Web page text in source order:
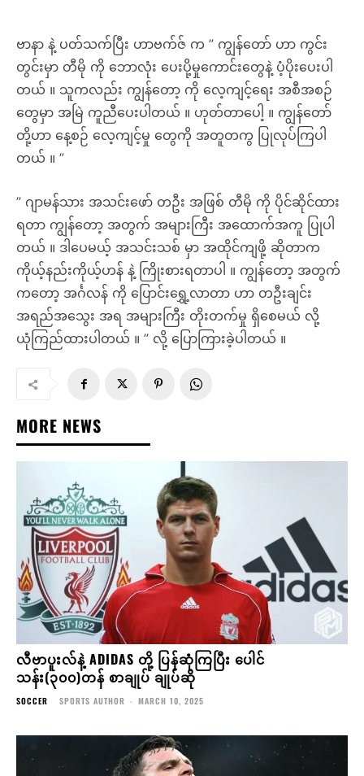
ဗာနာ နဲ့ ပတ်သက်ပြီး ဟာဗက်ဇ် က ” ကျွန်တော် ဟာ ကွင်း
တွင်းမှာ တီမို ကို ဘောလုံး ပေးပို့မှုကောင်းတွေနဲ့ ပံ့ပိုးပေးပါ
တယ် ။ သူကလည်း ကျွန်တော့ ကို လေ့ကျင့်ရေး အစီအစဉ်
တွေမှာ အမြဲ ကူညီပေးပါတယ် ။ ဟုတ်တာပေါ့ ။ ကျွန်တော်
တို့ဟာ နေ့စဉ် လေ့ကျင့်မှု တွေကို အတူတကွ ပြုလုပ်ကြပါ
တယ် ။ ”
” ဂျာမန်သား အသင်းဖော် တဦး အဖြစ် တီမို ကို ပိုင်ဆိုင်ထား
ရတာ ကျွန်တော့ အတွက် အများကြီး အထောက်အကူ ပြုပါ
တယ် ။ ဒါပေမယ့် အသင်းသစ် မှာ အထိုင်ကျဖို့ ဆိုတာက
ကိုယ့်နည်းကိုယ့်ဟန် နဲ့ ကြိုးစားရတာပါ ။ ကျွန်တော့ အတွက်
ကတော့ အင်္ဂလန် ကို ပြောင်းရွှေ့လာတာ ဟာ တဦးချင်း
အရည်အသွေး အရ အများကြီး တိုးတက်မှု ရှိစေမယ် လို့
ယုံကြည်ထားပါတယ် ။ ” လို့ ပြောကြားခဲ့ပါတယ် ။
MORE NEWS
လီဗာပူးလ်နဲ့ ADIDAS တို့ ပြန်ဆုံကြပြီး ပေါင်
သန်း(၃၀၀)တန် စာချုပ် ချုပ်ဆို
SOCCER SPORTS AUTHOR - MARCH 10, 2025